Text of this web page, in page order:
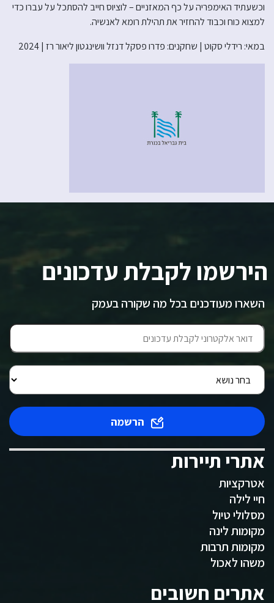
וכשעתיד האימפריה על כף המאזניים – לוציוס חייב להסתכל על עברו כדי
למצוא כוח וכבוד להחזיר את תהילת רומא לאנשיה.
במאי: רידלי סקוט | שחקנים: פדרו פסקל דנזל וושינגטון ליאור רז | 2024
הירשמו לקבלת עדכונים
השארו מעודכנים בכל מה שקורה בעמק
הרשמה
אתרי תיירות
אטרקציות
חיי לילה
מסלולי טיול
מקומות לינה
מקומות תרבות
משהו לאכול
אתרים חשובים